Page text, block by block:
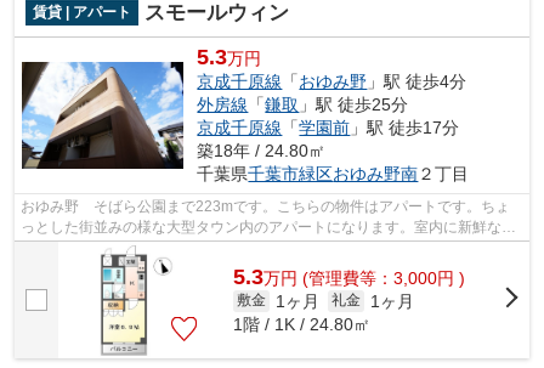
賃貸 | アパート スモールウィン
5.3万円
京成千原線 「おゆみ野 」駅 徒歩4分
外房線 「鎌取 」駅 徒歩25分
京成千原線 「学園前 」駅 徒歩17分
築18年 / 24.80㎡
千葉県千葉市緑区おゆみ野南２丁目
おゆみ野 そばら公園まで223mです。こちらの物件はアパートです。ちょ
っとした街並みの様な大型タウン内のアパートになります。室内に新鮮な空
気を取り入れやすい風通しが良好な物件...
5.3万円 (管理費等：3,000円 )
敷金 1ヶ月 礼金
1ヶ月
1階 / 1K / 24.80㎡